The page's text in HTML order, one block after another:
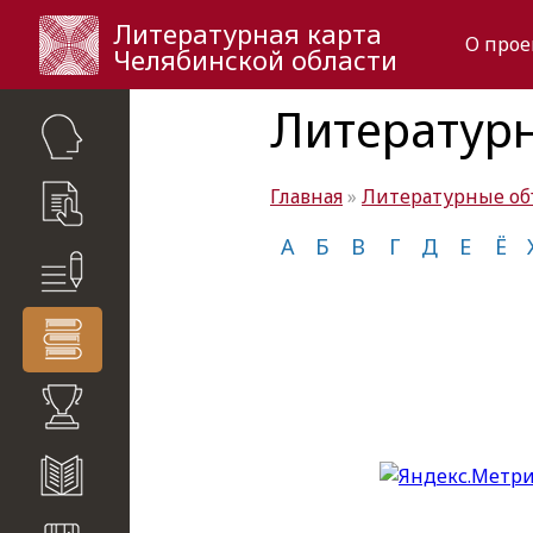
Литературная карта
Челябинской области О
Главная» Литературные
А Б В Г Д Е Ё